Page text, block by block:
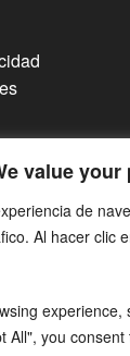
value your
de
Al hacer clic
All", youby